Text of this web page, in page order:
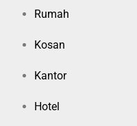
Rumah
Kosan
Kantor
Hotel